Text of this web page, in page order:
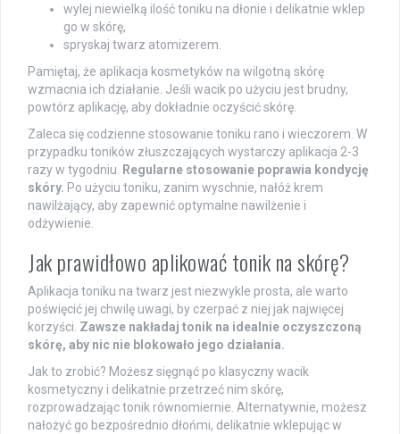
wylej niewielką ilość toniku na dłonie i delikatnie wklep
go w skórę,
spryskaj twarz atomizerem.
Pamiętaj, że aplikacja kosmetyków na wilgotną skórę
wzmacnia ich działanie. Jeśli wacik po użyciu jest brudny,
powtórz aplikację, aby dokładnie oczyścić skórę.
Zaleca się codzienne stosowanie toniku rano i wieczorem. W
przypadku toników złuszczających wystarczy aplikacja 2-3
razy w tygodniu. Regularne stosowanie poprawia kondycję
skóry. Po użyciu toniku, zanim wyschnie, nałóż krem
nawilżający, aby zapewnić optymalne nawilżenie i
odżywienie.
Jak prawidłowo aplikować tonik na skórę?
Aplikacja toniku na twarz jest niezwykle prosta, ale warto
poświęcić jej chwilę uwagi, by czerpać z niej jak najwięcej
korzyści. Zawsze nakładaj tonik na idealnie oczyszczoną
skórę, aby nic nie blokowało jego działania.
Jak to zrobić? Możesz sięgnąć po klasyczny wacik
kosmetyczny i delikatnie przetrzeć nim skórę,
rozprowadzając tonik równomiernie. Alternatywnie, możesz
nałożyć go bezpośrednio dłońmi, delikatnie wklepując w